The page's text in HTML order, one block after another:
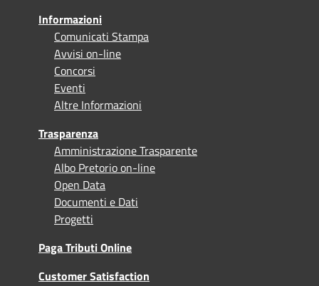
Informazioni
Comunicati Stampa
Avvisi on-line
Concorsi
Eventi
Altre Informazioni
Trasparenza
Amministrazione Trasparente
Albo Pretorio on-line
Open Data
Documenti e Dati
Progetti
Paga Tributi Online
Customer Satisfaction